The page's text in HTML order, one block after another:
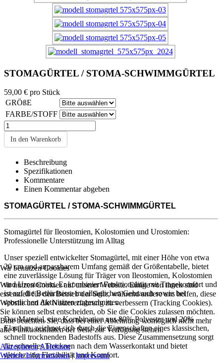
STOMAGÜRTEL / STOMA-SCHWIMMGÜRTEL
59,00 € pro Stück
GRÖßE
FARBE/STOFF
In den Warenkorb
Beschreibung
Spezifikationen
Kommentare
Einen Kommentar abgeben
STOMAGÜRTEL / STOMA-SCHWIMMGÜRTEL
Stomagürtel für Ileostomien, Kolostomien und Urostomien:
Professionelle Unterstützung im Alltag
Unser speziell entwickelter Stomagürtel, mit einer Höhe von etwa
20 cm und anpassbarem Umfang gemäß der Größentabelle, bietet
eine zuverlässige Lösung für Träger von Ileostomien, Kolostomien
und Urostomien. Er kombiniert Funktionalität mit Tragekomfort und
ist auf die Bedürfnisse im alltäglichen Gebrauch sowie bei
sportlichen Aktivitäten zugeschnitten.
Das Material, eine Kombination aus 80% Polyester und 20%
Elasthan, zeichnet sich durch die Eigenschaften eines klassischen,
schnell trocknenden Badestoffs aus. Diese Zusammensetzung sorgt
für schnelles Trocknen nach dem Wasserkontakt und bietet
gleichzeitig Flexibilität und Komfort.
Wir benutzen Cookies
Wir nutzen Cookies auf unserer Website. Einige von ihnen sind
essenziell für den Betrieb der Seite, während andere uns helfen, diese
Website und die Nutzererfahrung zu verbessern (Tracking Cookies).
Sie können selbst entscheiden, ob Sie die Cookies zulassen möchten.
Bitte beachten Sie, dass bei einer Ablehnung womöglich nicht mehr
alle Funktionalitäten der Seite zur Verfügung stehen.
AkzeptierenAblehnen
Weitere Informationen|Impressum